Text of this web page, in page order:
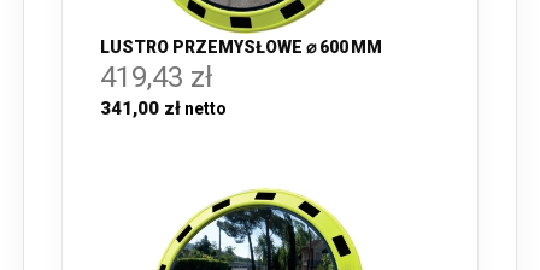
LUSTRO PRZEMYSŁOWE ⌀ 600 MM
419,43 zł
341,00 zł